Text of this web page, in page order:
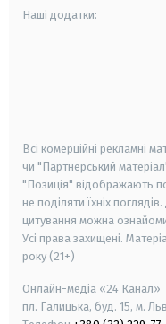
Наші додатки:
Всі комерційні рекламні
чи "Партнерський
"Позиція" відображають
не поділяти їхніх
цитування можна
Усі права захищені.
року (21+)
Онлайн-медіа «24 Канал»
пл. Галицька, буд. 15, м.